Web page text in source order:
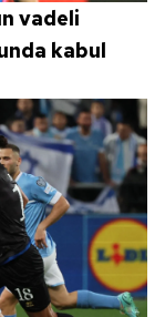
vadeli
kabul